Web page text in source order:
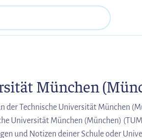
München
der Technische Universität München
Universität München (München)
und Notizen deiner Schule oder